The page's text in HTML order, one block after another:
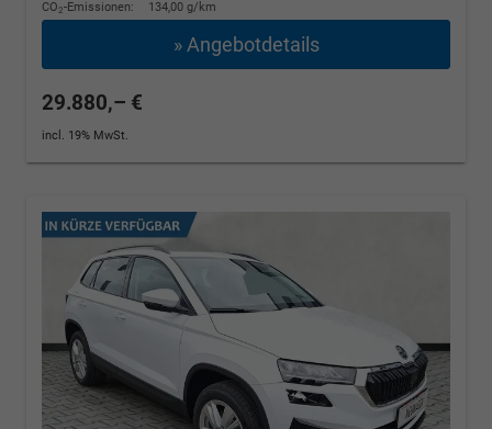
CO2-Emissionen: 134,00 g/km
» Angebotdetails
29.880,– €
incl. 19% MwSt.